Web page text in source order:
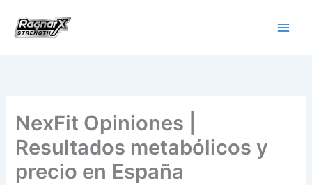
content
NexFit Opiniones |
Resultados metabólicos y
precio en España